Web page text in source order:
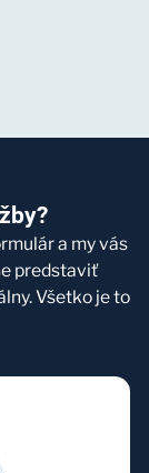
a my vás
predstaviť
Všetko je to